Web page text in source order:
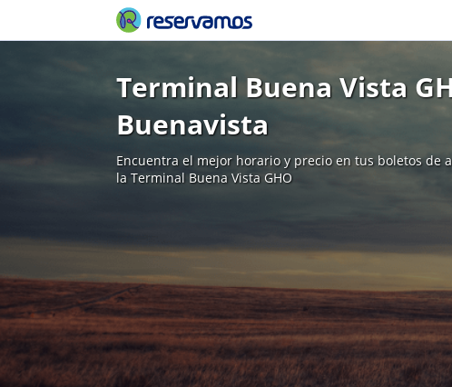
Terminal Buena Vista
Buenavista
Encuentra el mejor horario y precio en tus boletos de
la Terminal Buena Vista GHO